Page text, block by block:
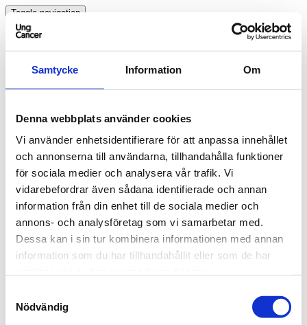
Samtycke Information Om
Denna webbplats använder cookies
Vi använder enhetsidentifierare för att anpassa innehållet
och annonserna till användarna, tillhandahålla funktioner
för sociala medier och analysera vår trafik. Vi
vidarebefordrar även sådana identifierade och annan
information från din enhet till de sociala medier och
annons- och analysföretag som vi samarbetar med.
Dessa kan i sin tur kombinera informationen med annan
information som du har tillhandahållit eller som de har
Nödvändig
Toggle navigation
SV
English
Så fungerar det
FAQ
Ange din e-postadress
Skapa/logga in med e-post
Logga in eller skapa ett konto med din e-postadress.